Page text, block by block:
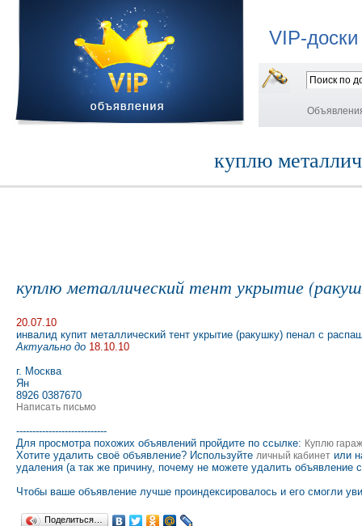
VIP-
куплю
куплю металлический тент укрытие
20.07.10
инвалид купит металлический тент укрытие (ракушку) пенал с
Актуально до 18.10.10
г. Москва
Ян
8926 0387670
Написать письмо
----------------------------
Для просмотра похожих объявлений пройдите по ссылке: Куплю гараж
Хотите удалить своё объявление? Используйте личный кабинет или
удаления (а так же причину, почему не можете удалить объявление
Чтобы ваше объявление лучше проиндексировалось и его смогли
Поделиться…